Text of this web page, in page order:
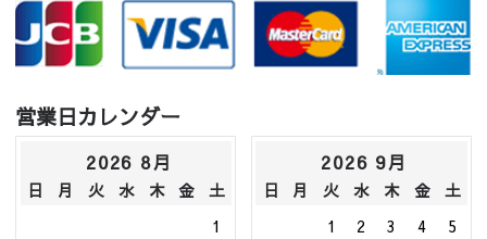
営業日カレンダー
2026 8月
日 月 火 水 木 金
土
1
2026 9月
日 月 火 水 木 金
土
1
2 3 4
5